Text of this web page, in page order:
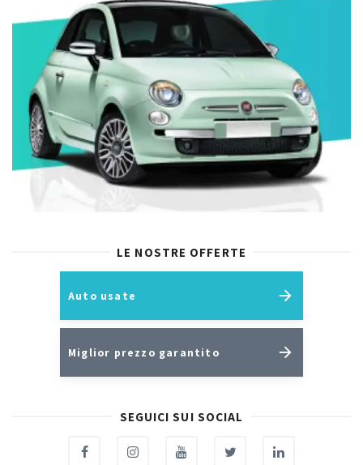
LE NOSTRE OFFERTE
Auto usate
Miglior prezzo garantito
SEGUICI SUI SOCIAL